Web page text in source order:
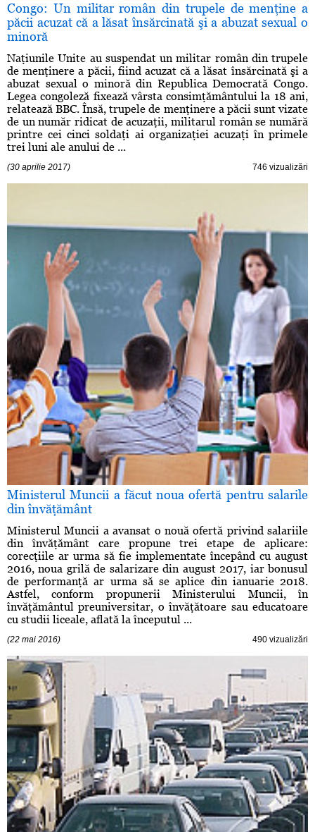
Congo: Un militar român din trupele de menţine a
păcii acuzat că a lăsat însărcinată şi a abuzat sexual o
minoră
Naţiunile Unite au suspendat un militar român din trupele
de menţinere a păcii, fiind acuzat că a lăsat însărcinată şi a
abuzat sexual o minoră din Republica Democrată Congo.
Legea congoleză fixează vârsta consimţământului la 18 ani,
relatează BBC. Însă, trupele de menţinere a păcii sunt vizate
de un număr ridicat de acuzaţii, militarul român se numără
printre cei cinci soldaţi ai organizaţiei acuzaţi în primele
trei luni ale anului de ...
(30 aprilie 2017) 746 vizualizări
Ministerul Muncii a făcut noua ofertă pentru salarile
din învăţământ
Ministerul Muncii a avansat o nouă ofertă privind salariile
din învăţământ care propune trei etape de aplicare:
corecţiile ar urma să fie implementate începând cu august
2016, noua grilă de salarizare din august 2017, iar bonusul
de performanţă ar urma să se aplice din ianuarie 2018.
Astfel, conform propunerii Ministerului Muncii, în
învăţământul preuniversitar, o învăţătoare sau educatoare
cu studii liceale, aflată la începutul ...
(22 mai 2016) 490 vizualizări